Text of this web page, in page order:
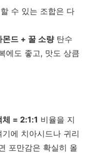
수 있는 조합은 다
드 + 꿀 소량탄수
에도 좋고, 맛도 상큼
= 2:1:1 비율을 지
에 치아시드나 귀리
포만감은 확실히 올